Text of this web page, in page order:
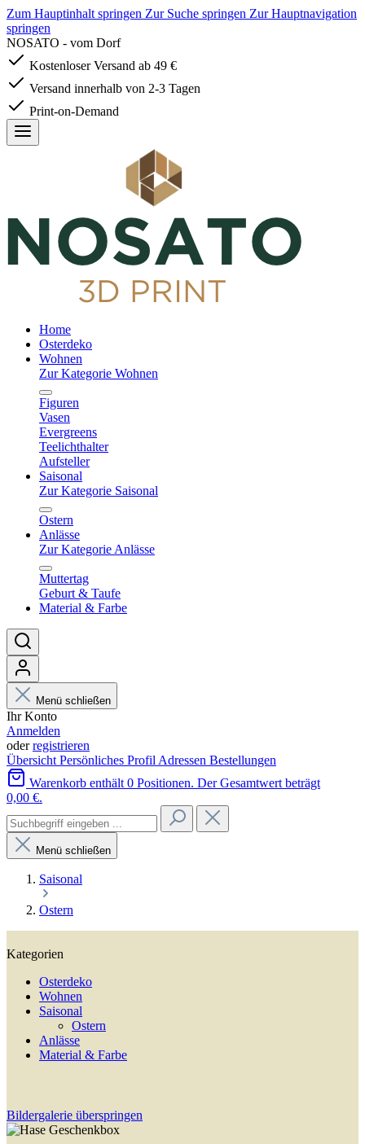
Zum Hauptinhalt springen Zur Suche springen Zur Hauptnavigation
springen
NOSATO - vom Dorf
Kostenloser Versand ab 49 €
Versand innerhalb von 2-3 Tagen
Print-on-Demand
Home
Osterdeko
Wohnen
Zur Kategorie Wohnen
Figuren
Vasen
Evergreens
Teelichthalter
Aufsteller
Saisonal
Zur Kategorie Saisonal
Ostern
Anlässe
Zur Kategorie Anlässe
Muttertag
Geburt & Taufe
Material & Farbe
Menü schließen
Ihr Konto
Anmelden
oderregistrieren
Übersicht Persönliches Profil Adressen Bestellungen
Warenkorb enthält 0 Positionen. Der Gesamtwert beträgt
0,00 €.
Menü schließen
Saisonal
Ostern
Kategorien
Osterdeko
Wohnen
Saisonal
Ostern
Anlässe
Material & Farbe
Bildergalerie überspringen